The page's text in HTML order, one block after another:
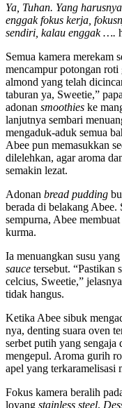
Ya, Tuhan. Yang
enggak fokus kerja,
sendiri, kalau enggak ….
Semua kamera merekam
mencampur potongan roti
almond yang telah
taburan ya, Sweetie,”
adonan smoothies ke
lanjutnya sembari
mengaduk-aduk semua
Abee pun memasukkan
dilelehkan, agar aroma
semakin lezat.
Adonan bread pudding
berada di belakang Abee.
sempurna, Abee
kurma.
Ia menuangkan susu
sauce tersebut. “Pastikan
celcius, Sweetie,”
tidak hangus.
Ketika Abee sibuk
nya, denting suara oven
serbet putih yang
mengepul. Aroma gurih
apel yang terkaramelisasi
Fokus kamera beralih
loyang stainless steel.